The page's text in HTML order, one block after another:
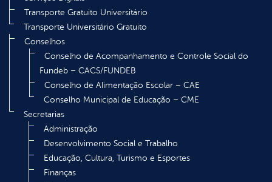
Transporte Gratuito Universitário
Transporte Universitário Gratuito
Conselhos
Conselho de Acompanhamento e Controle Social do
Fundeb – CACS/FUNDEB
Conselho de Alimentação Escolar – CAE
Conselho Municipal de Educação – CME
Secretarias
Administração
Desenvolvimento Social e Trabalho
Educação, Cultura, Turismo e Esportes
Finanças